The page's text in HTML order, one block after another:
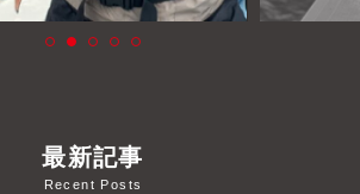
最新記事
Recent Posts